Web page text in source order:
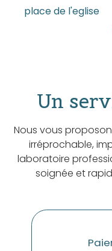
place de l'eglise
Un
Nous vous
irréprochable,
laboratoire
soignée et